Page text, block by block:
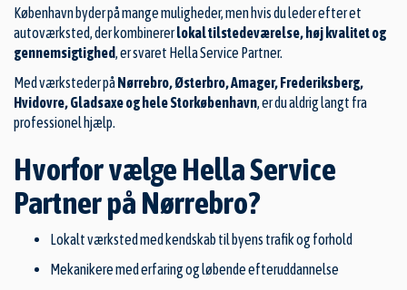
København byder på mange muligheder, men hvis du leder efter et
autoværksted, der kombinererlokal tilstedeværelse, høj kvalitet og
gennemsigtighed, er svaret Hella Service Partner.
Med værksteder påNørrebro, Østerbro, Amager, Frederiksberg,
Hvidovre, Gladsaxe og hele Storkøbenhavn, er du aldrig langt fra
professionel hjælp.
Hvorfor vælge Hella Service
Partner på Nørrebro?
Lokalt værksted med kendskab til byens trafik og forhold
Mekanikere med erfaring og løbende efteruddannelse